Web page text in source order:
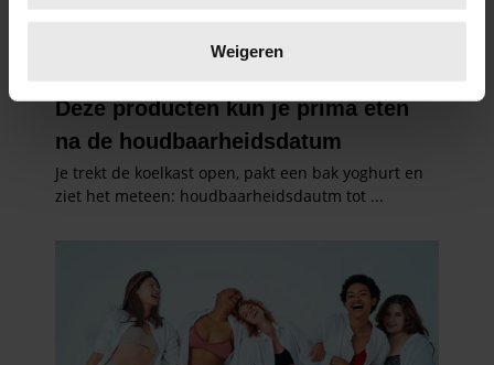
verwerkt en stel uw voorkeuren in het
intrekken in de Cookieverklaring.
We gebruiken cookies om content en advertenties te
personaliseren, om functies voor social media te bieden
en om ons websiteverkeer te analyseren. Ook delen we
partners kunnen deze gegevens combineren met andere
informatie die u aan ze heeft verstrekt of die ze hebben
verzameld op basis van uw gebruik van hun services. U
Weigeren